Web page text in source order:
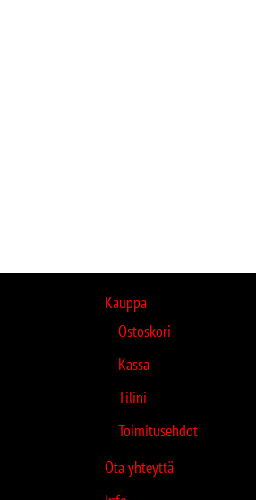
Kauppa
Ostoskori
Kassa
Tilini
Toimitusehdot
Ota yhteyttä